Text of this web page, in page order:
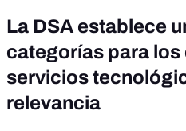
La DSA establece
categorías para
servicios
relevancia